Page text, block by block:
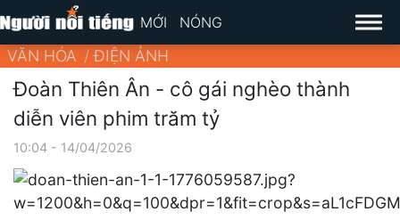
MỚI NÓNG
VĂN HÓA ĐIỆN ẢNH
Đoàn Thiên Ân - cô gái nghèo thành
diễn viên phim trăm tỷ
10:04 - 14/04/2026